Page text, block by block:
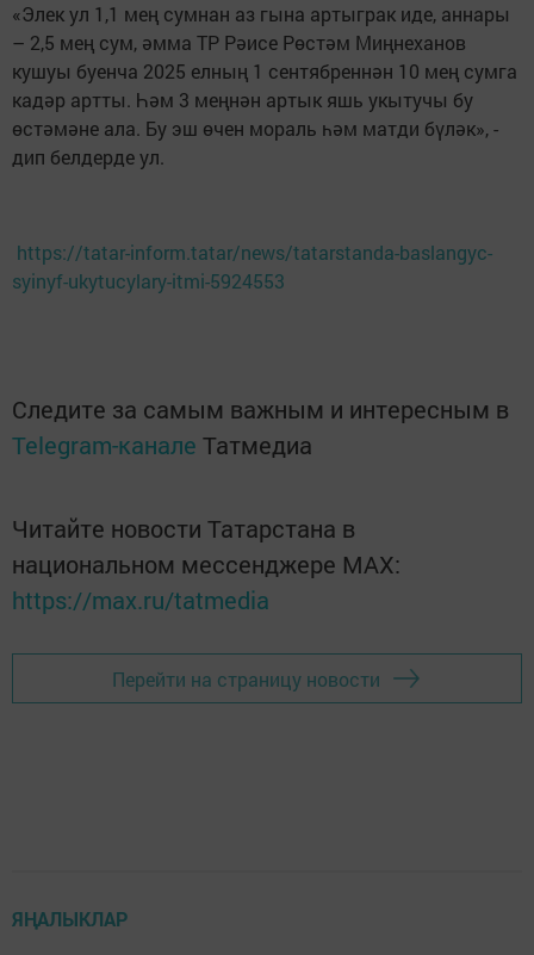
«Элек ул 1,1 мең сумнан аз гына артыграк иде, аннары
– 2,5 мең сум, әмма ТР Рәисе Рөстәм Миңнеханов
кушуы буенча 2025 елның 1 сентябреннән 10 мең сумга
кадәр артты. Һәм 3 меңнән артык яшь укытучы бу
өстәмәне ала. Бу эш өчен мораль һәм матди бүләк», -
дип белдерде ул.
https://tatar-inform.tatar/news/tatarstanda-baslangyc-
syinyf-ukytucylary-itmi-5924553
Следите за самым важным и интересным в
Telegram-канале Татмедиа
Читайте новости Татарстана в
национальном мессенджере MАХ:
https://max.ru/tatmedia
Перейти на страницу новости
ЯҢАЛЫКЛАР